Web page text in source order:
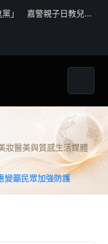
黨」 嘉警親子日教兒少
妝醫美與質感生活媒體
籲民眾加強防護